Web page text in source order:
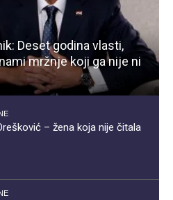
Deset godina vlasti,
mržnje koji ga nije ni
– žena koja nije čitala